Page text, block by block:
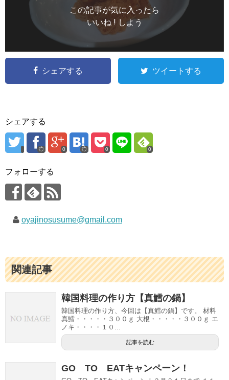
この記事が気に入ったら
いいね ! しよう
シェアする ツイートする
シェアする
0 0 0
フォローする
oyajinosusume@gmail.com
関連記事
韓国料理の作り方【真鱈の鍋】
韓国料理の作り方、今回は【真鱈の鍋】です。 材料
真鱈・・・・・３００ｇ 大根・・・・・３００ｇ エ
ノキ・・・・１０...
記事を読む
GO TO EATキャンペーン！